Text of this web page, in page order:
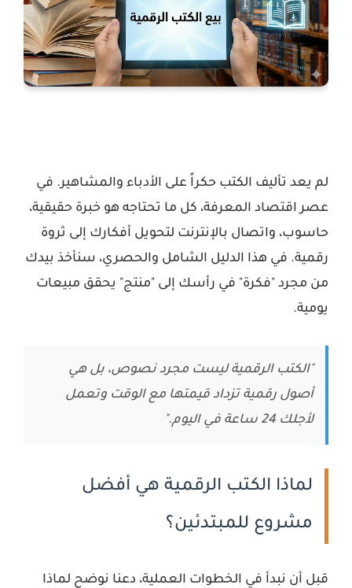
لم يعد تأليف الكتب حكراً على الأدباء والمشاهير. في
عصر اقتصاد المعرفة، كل ما تحتاجه هو خبرة حقيقية،
حاسوب، واتصال بالإنترنت لتحويل أفكارك إلى ثروة
رقمية. في هذا الدليل الشامل والحصري، سنأخذ بيدك
من مجرد "فكرة" في رأسك إلى "منتج" يحقق مبيعات
يومية.
"الكتب الرقمية ليست مجرد نصوص، بل هي
أصول رقمية تزداد قيمتها مع الوقت وتعمل
لأجلك 24 ساعة في اليوم."
لماذا الكتب الرقمية هي أفضل
مشروع للمبتدئين؟
قبل أن نبدأ في الخطوات العملية، دعنا نوضح لماذا